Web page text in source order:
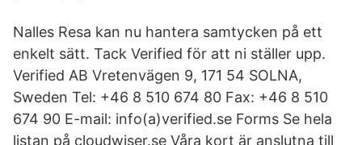
Nalles Resa kan nu hantera samtycken på ett
enkelt sätt. Tack Verified för att ni ställer upp.
Verified AB Vretenvägen 9, 171 54 SOLNA,
Sweden Tel: +46 8 510 674 80 Fax: +46 8 510
674 90 E-mail: info(a)verified.se Forms Se hela
listan på cloudwiser.se Våra kort är anslutna till